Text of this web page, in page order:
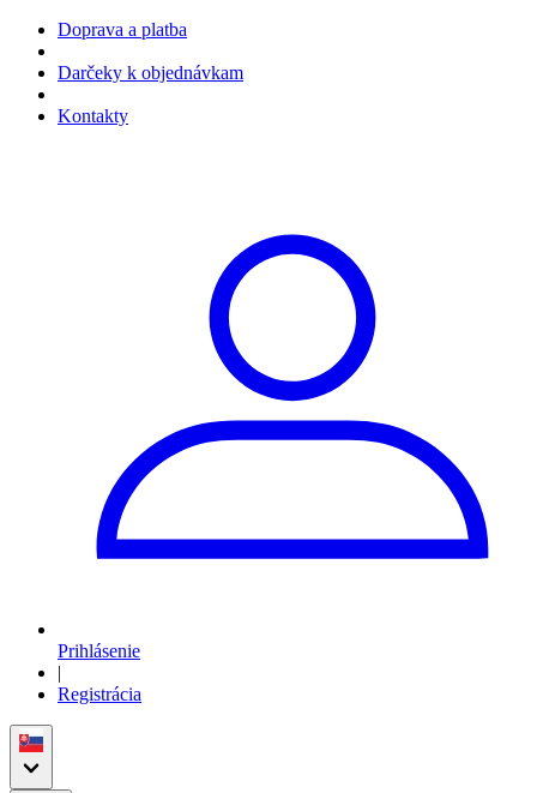
Doprava a platba
Darčeky k objednávkam
Kontakty
Prihlásenie
|
Registrácia